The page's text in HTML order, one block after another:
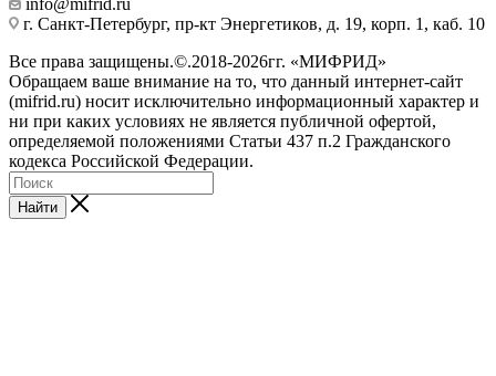
г. Санкт-Петербург, пр-кт Энергетиков, д. 19, корп. 1, каб. 10
Все права защищены.©.2018-2026гг. «МИФРИД»
Обращаем ваше внимание на то, что данный интернет-сайт
(mifrid.ru) носит исключительно информационный характер и
ни при каких условиях не является публичной офертой,
определяемой положениями Статьи 437 п.2 Гражданского
кодекса Российской Федерации.
Найти